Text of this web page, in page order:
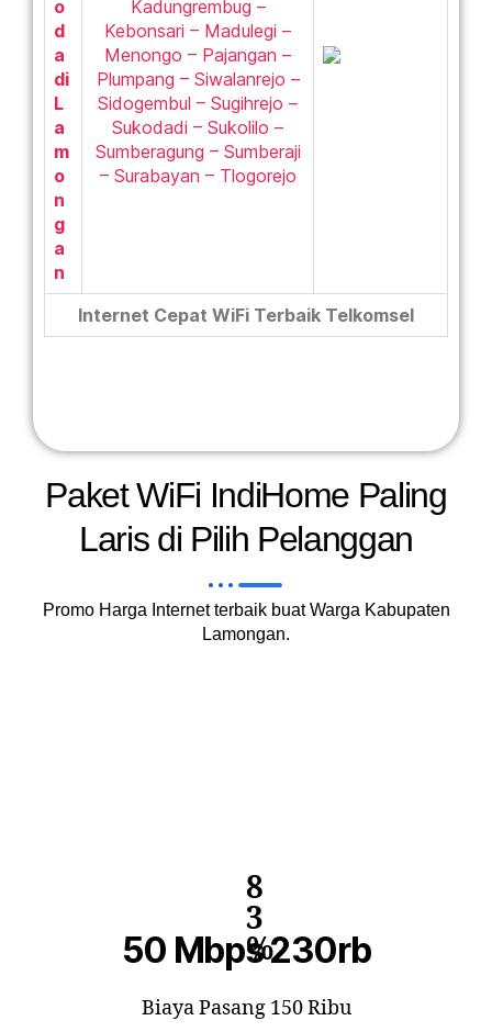
o
d
a
di
L
a
m
o
n
g
a
n
Kadungrembug –
Kebonsari – Madulegi –
Menongo – Pajangan –
Plumpang – Siwalanrejo –
Sidogembul – Sugihrejo –
Sukodadi – Sukolilo –
Sumberagung – Sumberaji
– Surabayan – Tlogorejo
Internet Cepat WiFi Terbaik Telkomsel
Paket WiFi IndiHome Paling
Laris di Pilih Pelanggan
Promo Harga Internet terbaik buat Warga Kabupaten
Lamongan.
8
3
%
50 Mbps 230rb
Biaya Pasang 150 Ribu